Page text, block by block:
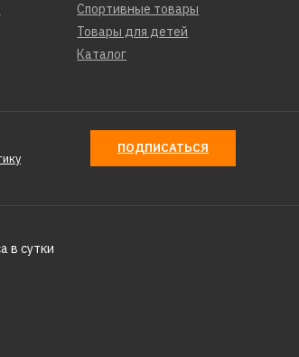
Спортивные товары
Товары для детей
Каталог
ПОДПИСАТЬСЯ
в сутки